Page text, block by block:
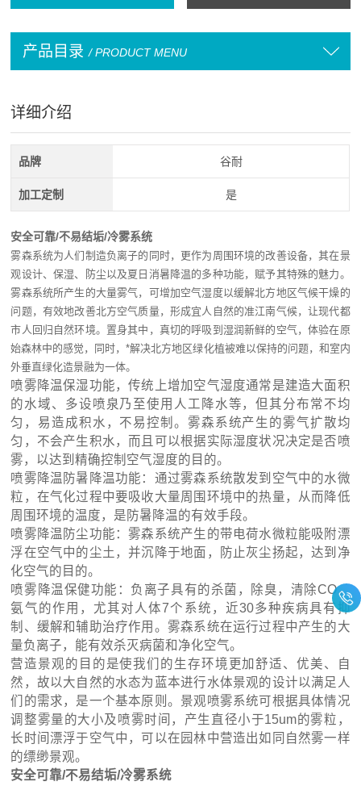
产品目录 / PRODUCT MENU
详细介绍
品牌 谷耐
加工定制 是
安全可靠/不易结垢/冷雾系统
雾森系统为人们制造负离子的同时，更作为周围环境的改善设备，其在景
观设计、保湿、防尘以及夏日消暑降温的多种功能，赋予其特殊的魅力。
雾森系统所产生的大量雾气，可增加空气湿度以缓解北方地区气候干燥的
问题，有效地改善北方空气质量，形成宜人自然的准江南气候，让现代都
市人回归自然环境。置身其中，真切的呼吸到湿润新鲜的空气，体验在原
始森林中的感觉，同时，*解决北方地区绿化植被难以保持的问题，和室内
外垂直绿化造景融为一体。
喷雾降温保湿功能，传统上增加空气湿度通常是建造大面积
的水域、多设喷泉乃至使用人工降水等，但其分布常不均
匀，易造成积水，不易控制。雾森系统产生的雾气扩散均
匀，不会产生积水，而且可以根据实际湿度状况决定是否喷
雾，以达到精确控制空气湿度的目的。
喷雾降温防暑降温功能：通过雾森系统散发到空气中的水微
粒，在气化过程中要吸收大量周围环境中的热量，从而降低
周围环境的温度，是防暑降温的有效手段。
喷雾降温防尘功能：雾森系统产生的带电荷水微粒能吸附漂
浮在空气中的尘土，并沉降于地面，防止灰尘扬起，达到净
化空气的目的。
喷雾降温保健功能：负离子具有的杀菌，除臭，清除CO，
氨气的作用，尤其对人体7个系统，近30多种疾病具有抑
制、缓解和辅助治疗作用。雾森系统在运行过程中产生的大
量负离子，能有效杀灭病菌和净化空气。
营造景观的目的是使我们的生存环境更加舒适、优美、自
然，故以大自然的水态为蓝本进行水体景观的设计以满足人
们的需求，是一个基本原则。景观喷雾系统可根据具体情况
调整雾量的大小及喷雾时间，产生直径小于15um的雾粒，
长时间漂浮于空气中，可以在园林中营造出如同自然雾一样
的缥缈景观。
安全可靠/不易结垢/冷雾系统